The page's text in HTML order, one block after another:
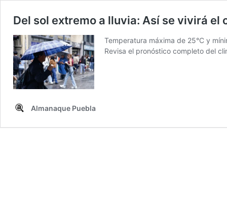
Del sol extremo a lluvia: Así se vivirá el
Temperatura máxima de 25°C y
Revisa el pronóstico completo del
Almanaque Puebla